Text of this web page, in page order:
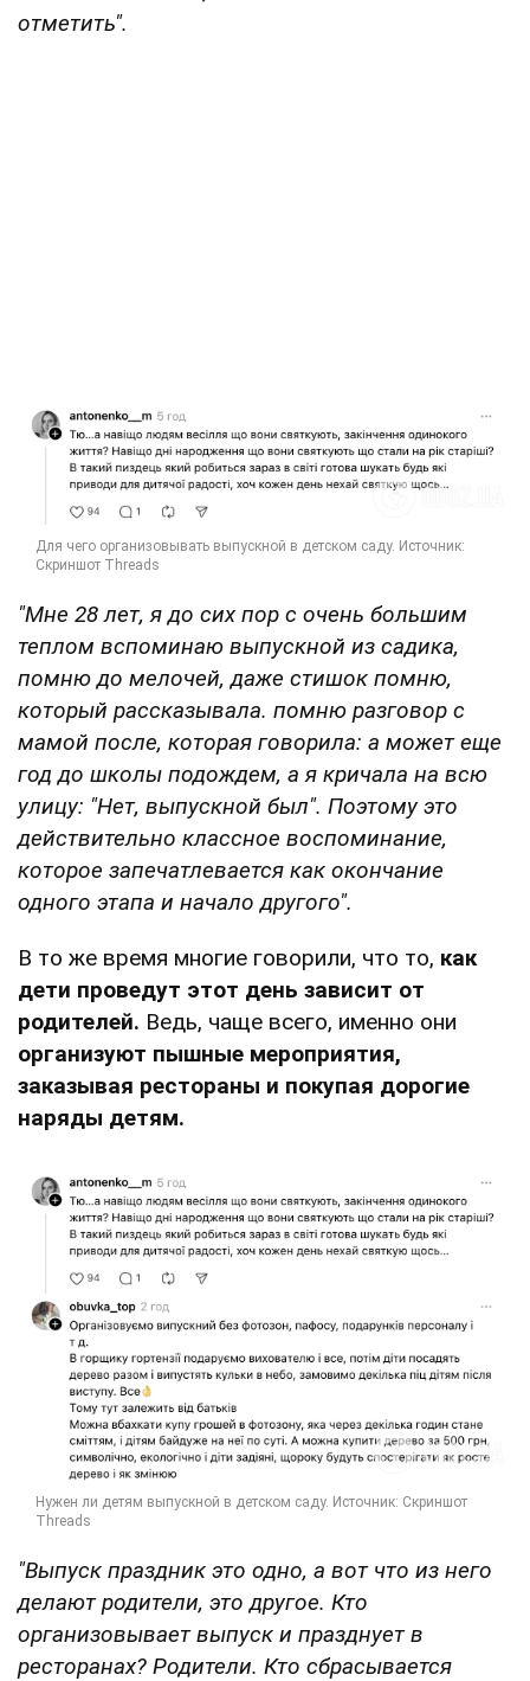
отметить".
"Мне 28 лет, я до сих пор с очень большим
теплом вспоминаю выпускной из садика,
помню до мелочей, даже стишок помню,
который рассказывала. помню разговор с
мамой после, которая говорила: а может еще
год до школы подождем, а я кричала на всю
улицу: "Нет, выпускной был". Поэтому это
действительно классное воспоминание,
которое запечатлевается как окончание
одного этапа и начало другого".
В то же время многие говорили, что то, как
дети проведут этот день зависит от
родителей. Ведь, чаще всего, именно они
организуют пышные мероприятия,
заказывая рестораны и покупая дорогие
наряды детям.
"Выпуск праздник это одно, а вот что из него
делают родители, это другое. Кто
организовывает выпуск и празднует в
ресторанах? Родители. Кто сбрасывается